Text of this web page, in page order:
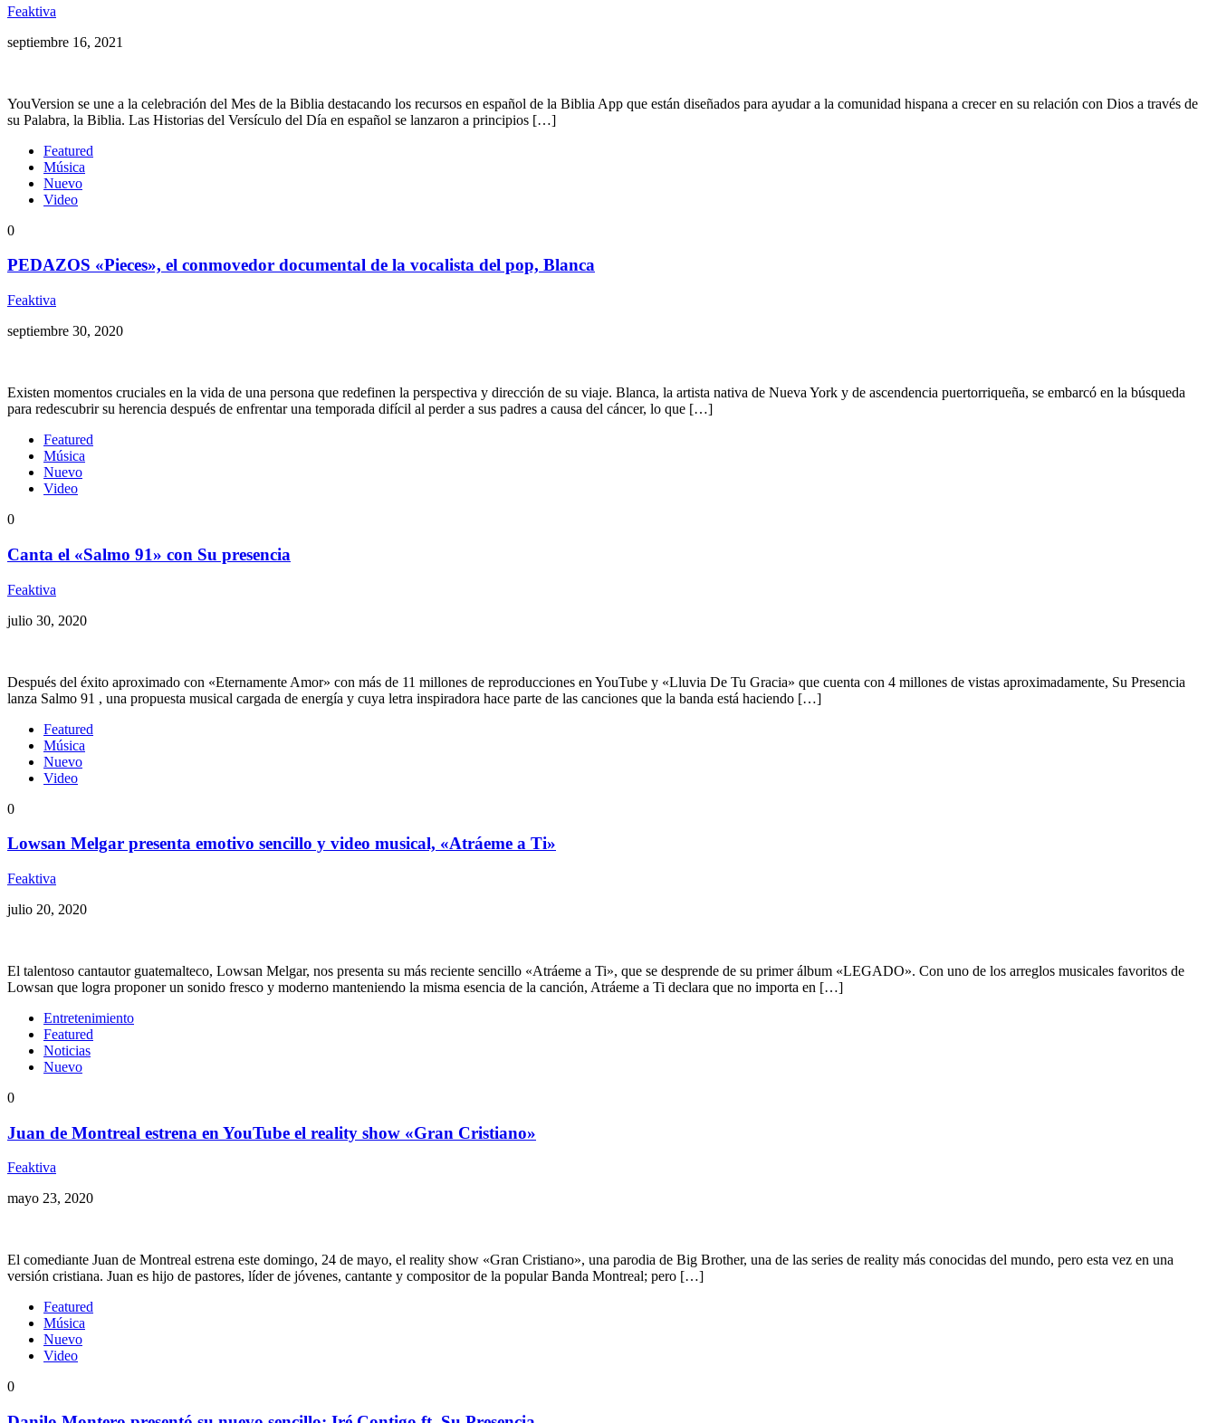
Feaktiva
septiembre 16, 2021
YouVersion se une a la celebración del Mes de la Biblia destacando los recursos en español de la Biblia App que están diseñados para ayudar a la comunidad hispana a crecer en su relación con Dios a través de
su Palabra, la Biblia. Las Historias del Versículo del Día en español se lanzaron a principios […]
Featured
Música
Nuevo
Video
0
PEDAZOS «Pieces», el conmovedor documental de la vocalista del pop, Blanca
Feaktiva
septiembre 30, 2020
Existen momentos cruciales en la vida de una persona que redefinen la perspectiva y dirección de su viaje. Blanca, la artista nativa de Nueva York y de ascendencia puertorriqueña, se embarcó en la búsqueda
para redescubrir su herencia después de enfrentar una temporada difícil al perder a sus padres a causa del cáncer, lo que […]
Featured
Música
Nuevo
Video
0
Canta el «Salmo 91» con Su presencia
Feaktiva
julio 30, 2020
Después del éxito aproximado con «Eternamente Amor» con más de 11 millones de reproducciones en YouTube y «Lluvia De Tu Gracia» que cuenta con 4 millones de vistas aproximadamente, Su Presencia
lanza Salmo 91 , una propuesta musical cargada de energía y cuya letra inspiradora hace parte de las canciones que la banda está haciendo […]
Featured
Música
Nuevo
Video
0
Lowsan Melgar presenta emotivo sencillo y video musical, «Atráeme a Ti»
Feaktiva
julio 20, 2020
El talentoso cantautor guatemalteco, Lowsan Melgar, nos presenta su más reciente sencillo «Atráeme a Ti», que se desprende de su primer álbum «LEGADO». Con uno de los arreglos musicales favoritos de
Lowsan que logra proponer un sonido fresco y moderno manteniendo la misma esencia de la canción, Atráeme a Ti declara que no importa en […]
Entretenimiento
Featured
Noticias
Nuevo
0
Juan de Montreal estrena en YouTube el reality show «Gran Cristiano»
Feaktiva
mayo 23, 2020
El comediante Juan de Montreal estrena este domingo, 24 de mayo, el reality show «Gran Cristiano», una parodia de Big Brother, una de las series de reality más conocidas del mundo, pero esta vez en una
versión cristiana. Juan es hijo de pastores, líder de jóvenes, cantante y compositor de la popular Banda Montreal; pero […]
Featured
Música
Nuevo
Video
0